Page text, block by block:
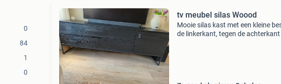
0
84
1
0
tv meubel silas Woood
Mooie silas kast met een kleine
de linkerkant, tegen de achterkant